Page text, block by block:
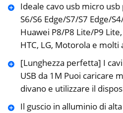
Ideale cavo usb micro usb
S6/S6 Edge/S7/S7 Edge/
Huawei P8/P8 Lite/P9
HTC, LG, Motorola e molti
[Lunghezza perfetta] I
USB da 1M Puoi caricare
divano e utilizzare il
Il guscio in alluminio di